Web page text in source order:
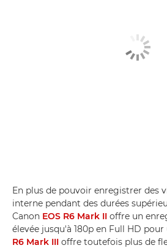
En plus de pouvoir enregistrer des
interne pendant des durées
Canon EOS R6 Mark II offre un
élevée jusqu'à 180p en Full HD pour
R6 Mark III offre toutefois plus de